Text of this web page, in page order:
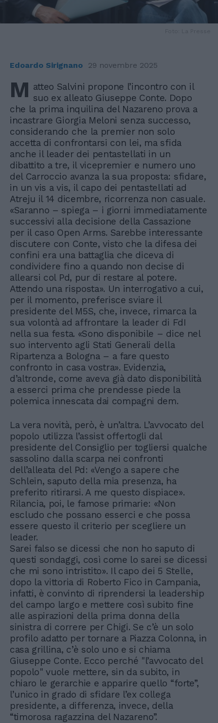
Edoardo Sirignano 29 novembre 2025
M atteo Salvini propone l’incontro con il
suo ex alleato Giuseppe Conte. Dopo
che la prima inquilina del Nazareno prova a
incastrare Giorgia Meloni senza successo,
considerando che la premier non solo
accetta di confrontarsi con lei, ma sfida
anche il leader dei pentastellati in un
dibattito a tre, il vicepremier e numero uno
del Carroccio avanza la sua proposta: sfidare,
in un vis a vis, il capo dei pentastellati ad
Atreju il 14 dicembre, ricorrenza non casuale.
«Saranno – spiega – i giorni immediatamente
successivi alla decisione della Cassazione
per il caso Open Arms. Sarebbe interessante
discutere con Conte, visto che la difesa dei
confini era una battaglia che diceva di
condividere fino a quando non decise di
allearsi col Pd, pur di restare al potere.
Attendo una risposta». Un interrogativo a cui,
per il momento, preferisce sviare il
presidente del M5S, che, invece, rimarca la
sua volontà ad affrontare la leader di FdI
nella sua festa. «Sono disponibile – dice nel
suo intervento agli Stati Generali della
Ripartenza a Bologna – a fare questo
confronto in casa vostra». Evidenzia,
d’altronde, come aveva già dato disponibilità
a esserci prima che prendesse piede la
polemica innescata dai compagni dem.
La vera novità, però, è un’altra. L’avvocato del
popolo utilizza l’assist offertogli dal
presidente del Consiglio per togliersi qualche
sassolino dalla scarpa nei confronti
dell’alleata del Pd: «Vengo a sapere che
Schlein, saputo della mia presenza, ha
preferito ritirarsi. A me questo dispiace».
Rilancia, poi, le famose primarie: «Non
escludo che possano esserci e che possa
essere questo il criterio per scegliere un
leader.
Sarei falso se dicessi che non ho saputo di
questi sondaggi, così come lo sarei se dicessi
che mi sono intristito». Il capo dei 5 Stelle,
dopo la vittoria di Roberto Fico in Campania,
infatti, è convinto di riprendersi la leadership
del campo largo e mettere così subito fine
alle aspirazioni della prima donna della
sinistra di correre per Chigi. Se c’è un solo
profilo adatto per tornare a Piazza Colonna, in
casa grillina, c’è solo uno e si chiama
Giuseppe Conte. Ecco perché "l’avvocato del
popolo" vuole mettere, sin da subito, in
chiaro le gerarchie e apparire quello “forte”,
l’unico in grado di sfidare l’ex collega
presidente, a differenza, invece, della
“timorosa ragazzina del Nazareno”.